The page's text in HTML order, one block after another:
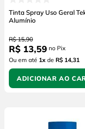
Tinta Spray Uso Geral
Alumínio
R$ 15,90
R$ 13,59 no Pix
Ou em até 1x de R$ 14,31
ADICIONAR AO